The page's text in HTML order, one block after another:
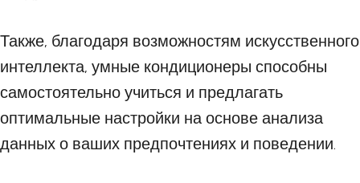
Также, благодаря возможностям искусственного
интеллекта, умные кондиционеры способны
самостоятельно учиться и предлагать
оптимальные настройки на основе анализа
данных о ваших предпочтениях и поведении.